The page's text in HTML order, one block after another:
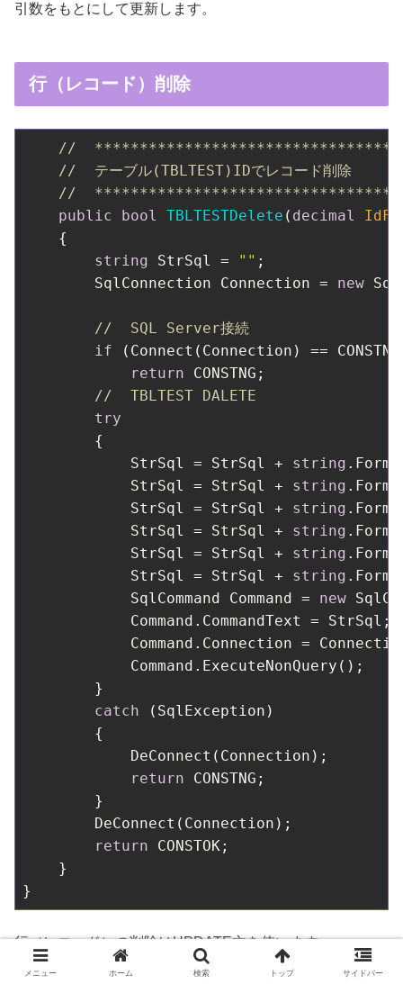
引数をもとにして更新します。
行（レコード）削除
//
//  テーブル(TBLTEST)IDでレコード削除
//
public
bool TBLTESTDelete ( decimal
    {
string StrSql = "" ;
        SqlConnection Connection =
new
//  SQL Server接続
if (Connect(Connection) ==
return CONSTNG;
//  TBLTEST DALETE
try
        {
            StrSql = StrSql +
string
            StrSql = StrSql +
string
            StrSql = StrSql +
string
            StrSql = StrSql +
string
            StrSql = StrSql +
string
            StrSql = StrSql +
string
            SqlCommand Command =
new
            Command.CommandText = StrSql;
Command.Connection =
            Command.ExecuteNonQuery();
        }
catch (SqlException)
        {
return CONSTNG;
        }
        DeConnect(Connection);
return CONSTOK;
    }
}
行（レコード）の削除はUPDATE文を使います。
メニュー ホーム 検索 トップ サイドバー